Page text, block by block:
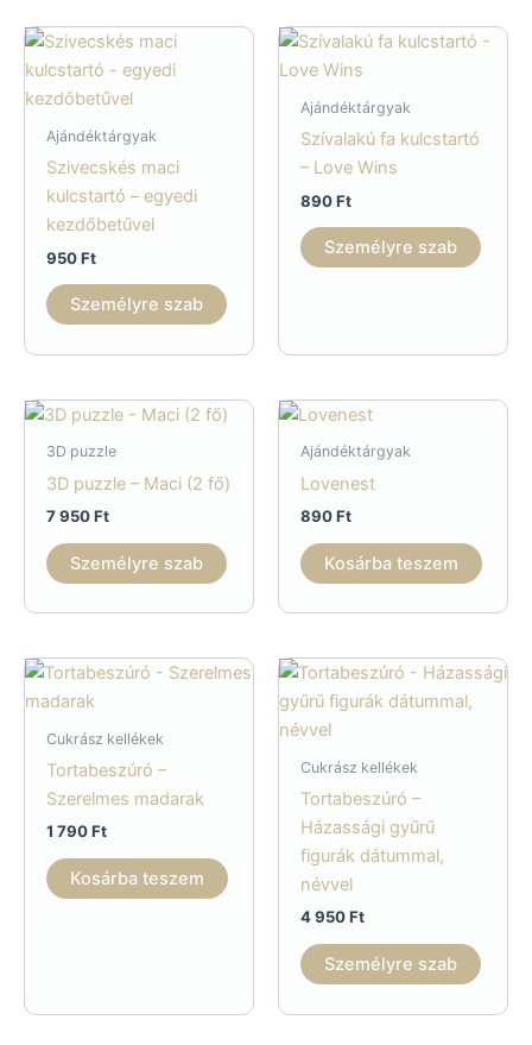
Ajándéktárgyak
Szivecskés maci
kulcstartó – egyedi
kezdőbetűvel
950Ft
Személyre szab
Ajándéktárgyak
Szívalakú fa kulcstartó
– Love Wins
890Ft
Személyre szab
3D puzzle
3D puzzle – Maci (2 fő)
7 950Ft
Személyre szab
Ajándéktárgyak
Lovenest
890Ft
Kosárba teszem
Cukrász kellékek
Tortabeszúró –
Szerelmes madarak
1 790Ft
Kosárba teszem
Cukrász kellékek
Tortabeszúró –
Házassági gyűrű
figurák dátummal,
névvel
4 950Ft
Személyre szab